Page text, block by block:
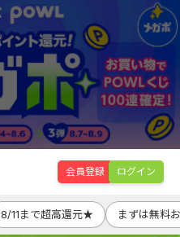
会員登録 ログイン
8/11まで超高還元★ まずは無料